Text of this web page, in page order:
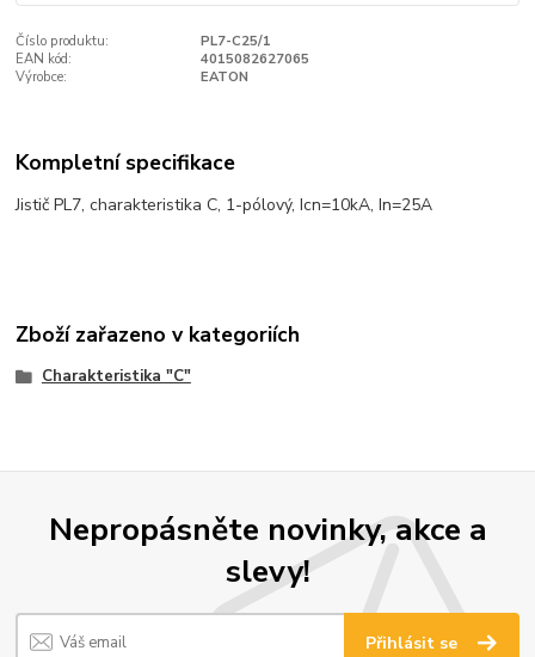
Číslo produktu:
PL7-C25/1
EAN kód:
4015082627065
Výrobce:
EATON
Kompletní specifikace
Jistič PL7, charakteristika C, 1-pólový, Icn=10kA, In=25A
Zboží zařazeno v kategoriích
Charakteristika "C"
Nepropásněte novinky, akce a
slevy!
Přihlásit se